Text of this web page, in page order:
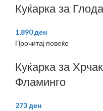
Куќарка за
1,890ден
Прочитај повеќе
Куќарка за
Фламинго
273ден